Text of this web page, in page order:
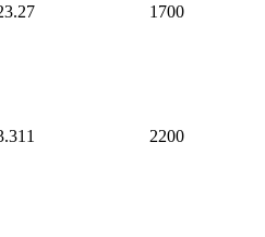
1700
2200